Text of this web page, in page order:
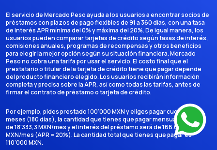
El servicio de Mercado Peso ayuda a los usuarios a encontrar socios de
préstamos con plazos de pago flexibles de 91 a 360 días, con una tasa
de interés APR mínima del 0% y máxima del 20%. De igual manera, los
usuarios pueden comparar tarjetas de crédito según tasas de interés,
comisiones anuales, programas de recompensas y otros beneficios
para elegir la mejor opción según su situación financiera. Mercado
Peso no cobra una tarifa por usar el servicio. El costo final que el
prestatario o titular de la tarjeta de crédito tiene que pagar depende
del producto financiero elegido. Los usuarios recibirán información
completa y precisa sobre la APR, así como todas las tarifas, antes de
firmar el contrato de préstamo o tarjeta de crédito.
Por ejemplo, pides prestado 100'000 MXN y eliges pagar cuotas en 6
meses (180 días), la cantidad que tienes que pagar mensualmente es
de 18'333,3 MXN/mes y el interés del préstamo será de 166.666,7
MXN/mes (APR = 20%). La cantidad total que tienes que pagar es
110'000 MXN.